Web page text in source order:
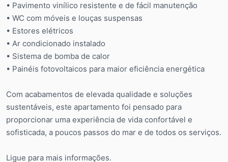
• Pavimento vinílico resistente e de fácil manutenção
• WC com móveis e louças suspensas
• Estores elétricos
• Ar condicionado instalado
• Sistema de bomba de calor
• Painéis fotovoltaicos para maior eficiência energética
Com acabamentos de elevada qualidade e soluções
sustentáveis, este apartamento foi pensado para
proporcionar uma experiência de vida confortável e
sofisticada, a poucos passos do mar e de todos os serviços.
Ligue para mais informações.